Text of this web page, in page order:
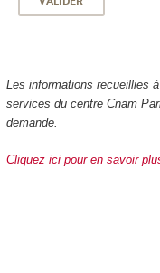
Les informations recueillies
services du centre Cnam
demande.
Cliquez ici pour en savoir